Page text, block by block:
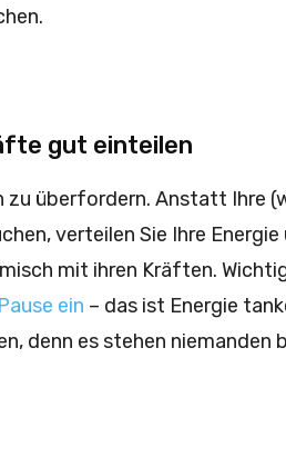
gut einteilen
zu überfordern. Anstatt Ihre
verteilen Sie Ihre
mit ihren Kräften.
ein – das ist Energie
denn es stehen niemanden